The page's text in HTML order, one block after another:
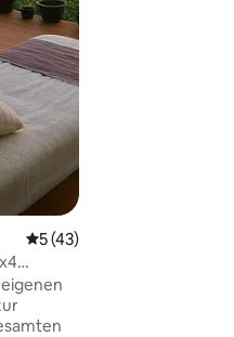
Durchschnittliche
5 (43)